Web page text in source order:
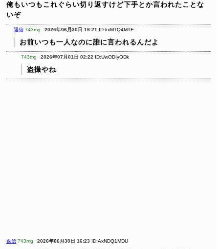
俺もいつもこれぐらい切り返すけど下手とか言われたことな
いぞ
返信 743mg 2026年06月30日 16:21 ID:kxMTQ4MTE
お前いつも一人なのに誰に言われるんだよ
743mg 2026年07月01日 02:22 ID:UwODIyODk
盗撮やね
返信 743mg 2026年06月30日 16:23 ID:AxNDQ1MDU